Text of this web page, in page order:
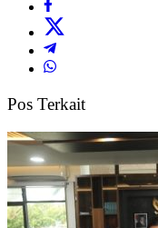
Pos Terkait